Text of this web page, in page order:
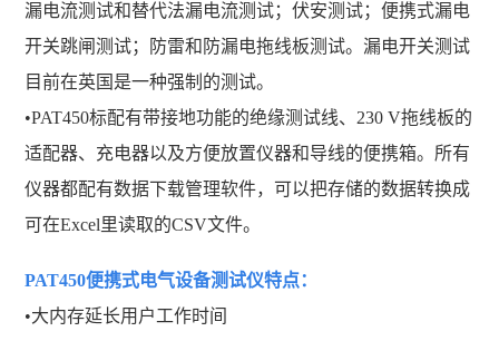
漏电流测试和替代法漏电流测试；伏安测试；便携式漏电
开关跳闸测试；防雷和防漏电拖线板测试。漏电开关测试
目前在英国是一种强制的测试。
•PAT450标配有带接地功能的绝缘测试线、230 V拖线板的
适配器、充电器以及方便放置仪器和导线的便携箱。所有
仪器都配有数据下载管理软件，可以把存储的数据转换成
可在Excel里读取的CSV文件。
PAT450便携式电气设备测试仪特点：
•大内存延长用户工作时间